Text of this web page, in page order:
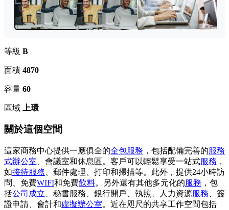
等級 B
面積 4870
容量 60
區域 上環
關於這個空間
這家商務中心提供一應俱全的全包服務 ，包括配備完善的服務
式辦公室 、會議室和休息區。客戶可以輕鬆享受一站式服務 ，
如接待服務 、郵件處理、打印和掃描等。此外，提供24小時訪
問、免費WIFI和免費飲料。另外還有其他多元化的服務 ，包
括公司成立 、秘書服務、銀行開戶、執照、人力資源服務 、簽
證申請、會計和虛擬辦公室。近在咫尺的共享工作空間包括